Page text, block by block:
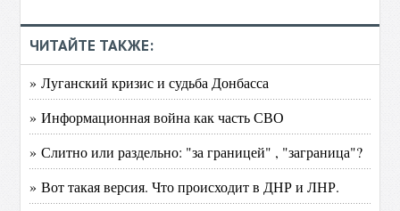
ЧИТАЙТЕ ТАКЖЕ:
» Луганский кризис и судьба Донбасса
» Информационная война как часть СВО
» Слитно или раздельно: "за границей" , "заграница"?
» Вот такая версия. Что происходит в ДНР и ЛНР.